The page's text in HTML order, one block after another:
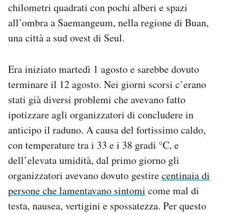
chilometri quadrati con pochi alberi e spazi
all’ombra a Saemangeum, nella regione di Buan,
una città a sud ovest di Seul.
Era iniziato martedì 1 agosto e sarebbe dovuto
terminare il 12 agosto. Nei giorni scorsi c’erano
stati già diversi problemi che avevano fatto
ipotizzare agli organizzatori di concludere in
anticipo il raduno. A causa del fortissimo caldo,
con temperature tra i 33 e i 38 gradi °C, e
dell’elevata umidità, dal primo giorno gli
organizzatori avevano dovuto gestirecentinaia di
persone che lamentavano sintomi come mal di
testa, nausea, vertigini e spossatezza. Per questo